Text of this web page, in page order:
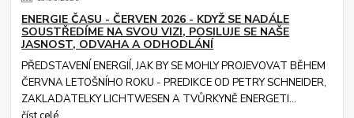
ENERGIE ČASU - ČERVEN 2026 - KDYŽ SE NADÁLE
SOUSTŘEDÍME NA SVOU VIZI, POSILUJE SE NAŠE
JASNOST, ODVAHA A ODHODLÁNÍ
PŘEDSTAVENÍ ENERGIÍ, JAK BY SE MOHLY PROJEVOVAT BĚHEM
ČERVNA LETOŠNÍHO ROKU - PREDIKCE OD PETRY SCHNEIDER,
ZAKLADATELKY LICHTWESEN A TVŮRKYNĚ ENERGETI...